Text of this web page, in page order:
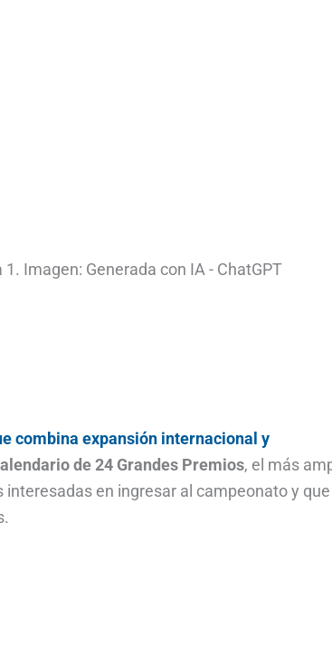
Imagen: Generada con IA - ChatGPT
combina expansión internacional y
de 24 Grandes Premios, el más
en ingresar al campeonato y que